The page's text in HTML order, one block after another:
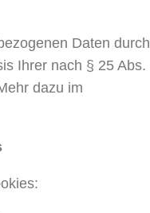
Daten durch
Ihrer nach § 25 Abs.
dazu im